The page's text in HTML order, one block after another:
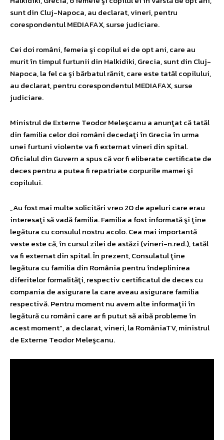
sunt din Cluj-Napoca, au declarat, vineri, pentru
corespondentul MEDIAFAX, surse judiciare.
Cei doi români, femeia şi copilul ei de opt ani, care au
murit în timpul furtunii din Halkidiki, Grecia, sunt din Cluj-
Napoca, la fel ca şi bărbatul rănit, care este tatăl copilului,
au declarat, pentru corespondentul MEDIAFAX, surse
judiciare.
Ministrul de Externe Teodor Meleşcanu a anunţat că tatăl
din familia celor doi români decedaţi în Grecia în urma
unei furtuni violente va fi externat vineri din spital.
Oficialul din Guvern a spus că vor fi eliberate certificate de
deces pentru a putea fi repatriate corpurile mamei şi
copilului.
„Au fost mai multe solicitări vreo 20 de apeluri care erau
interesaţi să vadă familia. Familia a fost informată şi ţine
legătura cu consulul nostru acolo. Cea mai importantă
veste este că, în cursul zilei de astăzi (vineri-n.red.), tatăl
va fi externat din spital. În prezent, Consulatul ţine
legătura cu familia din România pentru îndeplinirea
diferitelor formalităţi, respectiv certificatul de deces cu
compania de asigurare la care aveau asigurare familia
respectivă. Pentru moment nu avem alte informaţii în
legătură cu români care ar fi putut să aibă probleme în
acest moment”, a declarat, vineri, la RomâniaTV, ministrul
de Externe Teodor Meleşcanu.